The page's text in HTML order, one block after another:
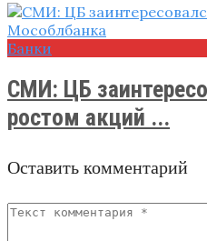
Банки
СМИ: ЦБ
ростом акций ...
Оставить комментарий